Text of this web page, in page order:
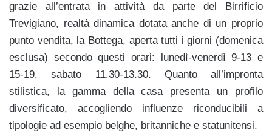
grazie all’entrata in attività da parte del Birrificio
Trevigiano, realtà dinamica dotata anche di un proprio
punto vendita, la Bottega, aperta tutti i giorni (domenica
esclusa) secondo questi orari: lunedì-venerdì 9-13 e
15-19, sabato 11.30-13.30. Quanto all’impronta
stilistica, la gamma della casa presenta un profilo
diversificato, accogliendo influenze riconducibili a
tipologie ad esempio belghe, britanniche e statunitensi.